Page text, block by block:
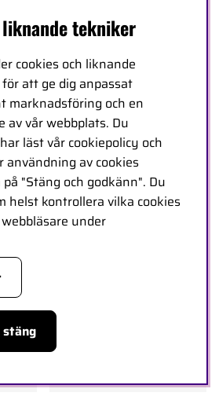
OBA
*
0 st
Slash 2WD 1/10 RTR TQ
Orange BL-2S*
Artnr:TRX58134-4-ORNG
Cirkapris: 3566kr
tekniker
cookies och liknande
att ge dig anpassat
marknadsföring och en
av vår webbplats. Du
läst vår cookiepolicy och
användning av cookies
"Stäng och godkänn". Du
helst kontrollera vilka cookies
under
stäng